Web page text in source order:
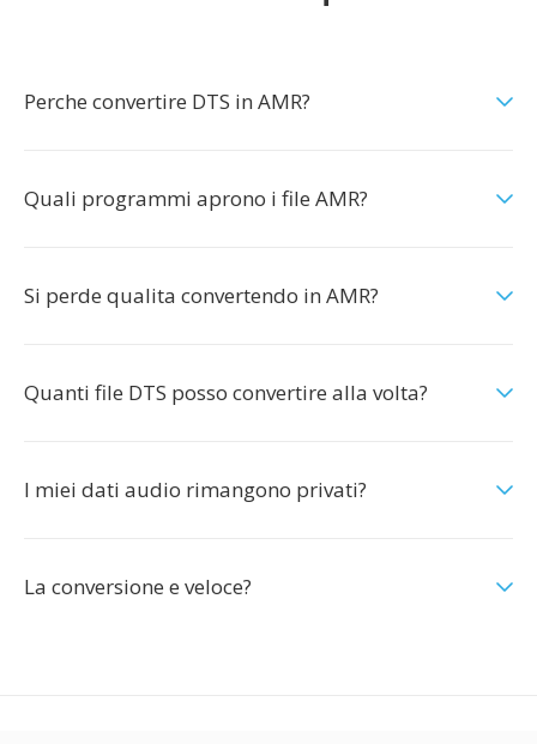
Perche convertire DTS in AMR?
Quali programmi aprono i file AMR?
Si perde qualita convertendo in AMR?
Quanti file DTS posso convertire alla volta?
I miei dati audio rimangono privati?
La conversione e veloce?